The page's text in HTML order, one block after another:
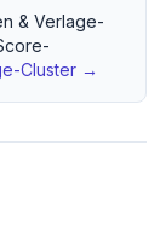
& Verlage-
-Cluster →